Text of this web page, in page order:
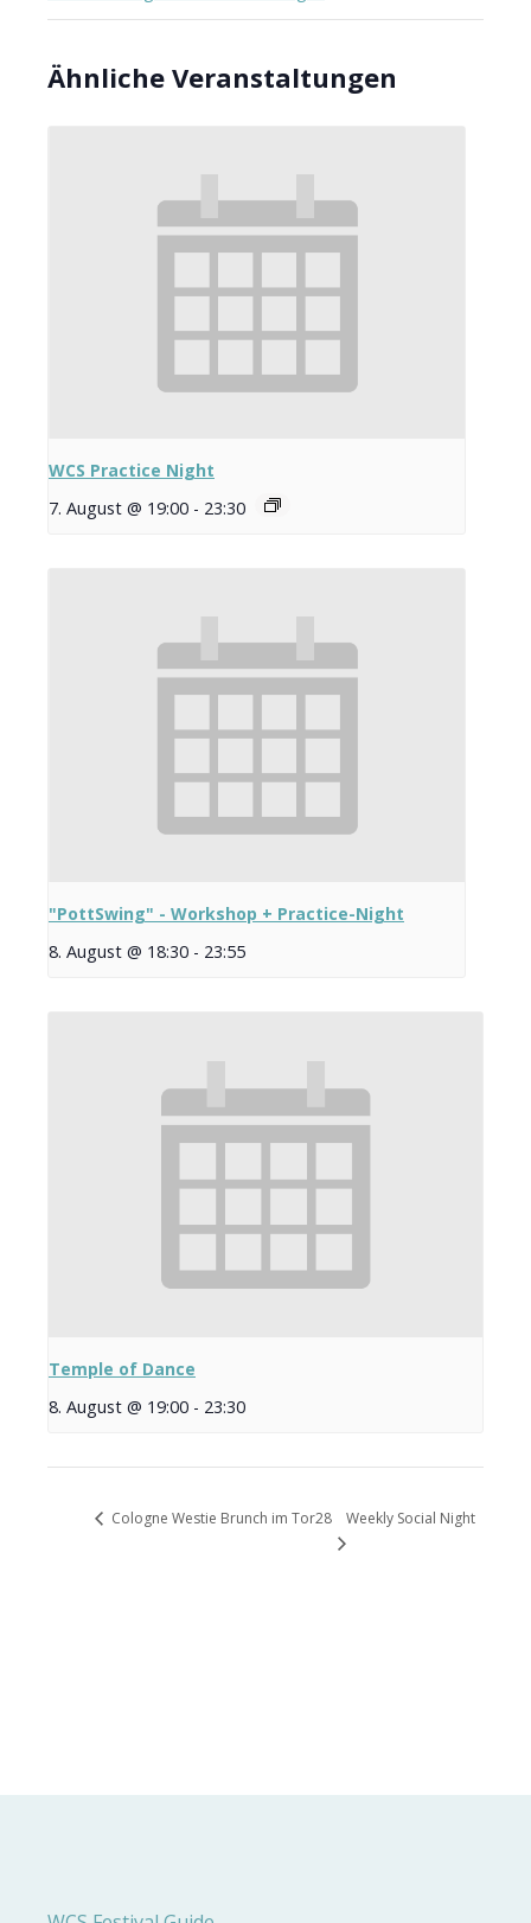
Ähnliche Veranstaltungen
WCS Practice Night
7. August @ 19:00 - 23:30
"PottSwing" - Workshop + Practice-Night
8. August @ 18:30 - 23:55
Temple of Dance
8. August @ 19:00 - 23:30
Cologne Westie Brunch im Tor28 Weekly Social Night